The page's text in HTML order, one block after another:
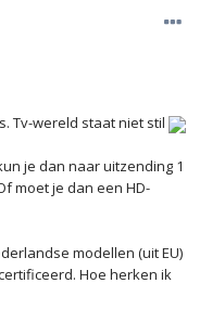
Tv-wereld staat niet stil
je dan naar uitzending 1
moet je dan een HD-
modellen (uit EU)
Hoe herken ik